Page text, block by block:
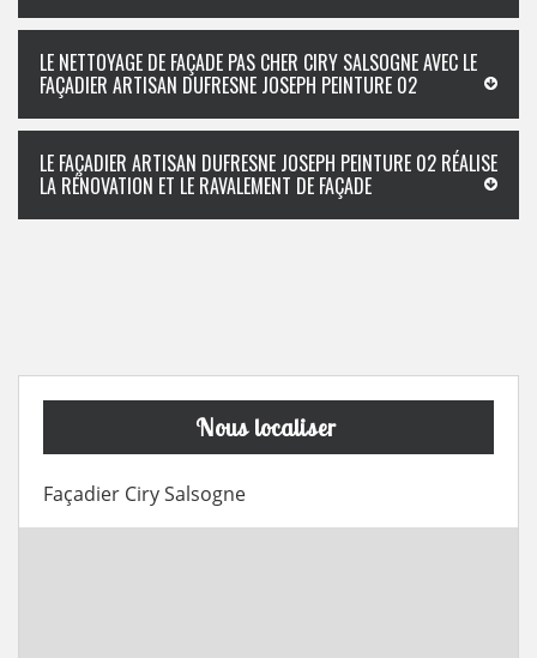
LE NETTOYAGE DE FAÇADE PAS CHER CIRY SALSOGNE AVEC LE
FAÇADIER ARTISAN DUFRESNE JOSEPH PEINTURE 02
LE FAÇADIER ARTISAN DUFRESNE JOSEPH PEINTURE 02 RÉALISE
LA RÉNOVATION ET LE RAVALEMENT DE FAÇADE
Nous localiser
Façadier Ciry Salsogne